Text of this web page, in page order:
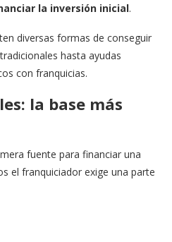
la inversión inicial.
diversas formas de conseguir
hasta ayudas
con franquicias.
la base más
fuente para financiar una
el franquiciador exige una parte